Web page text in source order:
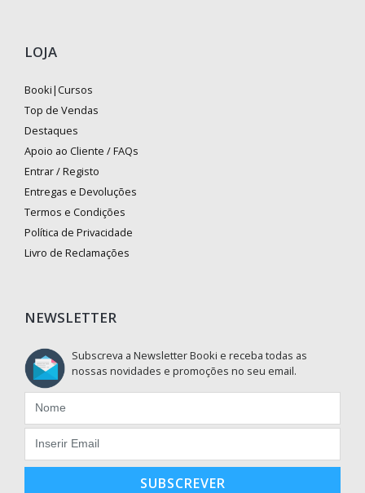
LOJA
Booki|Cursos
Top de Vendas
Destaques
Apoio ao Cliente / FAQs
Entrar / Registo
Entregas e Devoluções
Termos e Condições
Política de Privacidade
Livro de Reclamações
NEWSLETTER
Subscreva a Newsletter Booki e receba todas as
nossas novidades e promoções no seu email.
SUBSCREVER